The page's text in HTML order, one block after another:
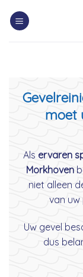
moet
Als ervaren
Morkhoven
niet alleen
van
Uw gevel
dus